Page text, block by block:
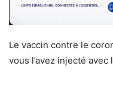
Le vaccin contre le
vous l’avez injecté avec